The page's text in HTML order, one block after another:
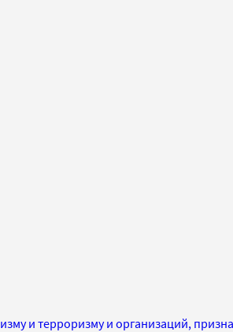
и терроризму и организаций,